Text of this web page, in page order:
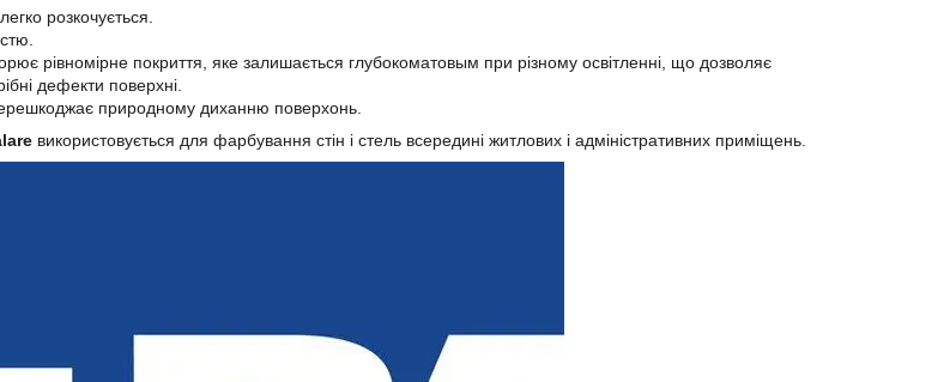
розкочується.
рівномірне покриття, яке залишається глубокоматовым при різному освітленні, що дозволяє
дефекти поверхні.
природному диханню поверхонь.
використовується для фарбування стін і стель всередині житлових і адміністративних приміщень.